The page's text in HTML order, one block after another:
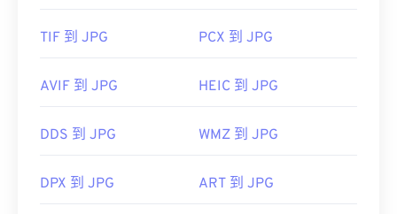
TIF 到 JPG PCX 到 JPG
AVIF 到 JPG HEIC 到 JPG
DDS 到 JPG WMZ 到 JPG
DPX 到 JPG ART 到 JPG